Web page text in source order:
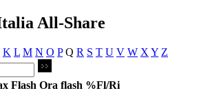
All-Share
K L M N O P Q R S T U V W X Y Z
Flash Ora flash %Fl/Ri